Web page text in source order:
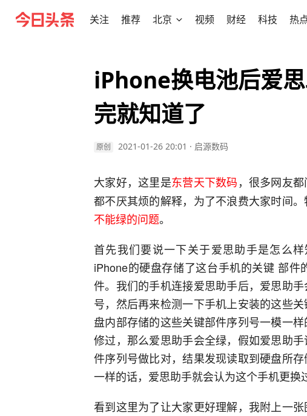
关注 推荐 北京 视频 财经 科技 热
iPhone换电池后爱
完就知道了
原创 2021-01-26 20:01 · 启源数码
大家好，这里是东营天下数码，很多网友
都不厌其烦的解释，为了不浪费大家时间
不能绿的问题。
首先我们要说一下关于爱思助手是怎么
iPhone的硬盘存储了这台手机的关键 部
件。我们的手机连接爱思助手后，爱思助
号，然后再来检测一下手机上安装的这些
盘内部存储的这些关键部件序列号一模一
修过，那么爱思助手会全绿，假如爱思助
件序列号做比对，结果发现读取到硬盘所
一样的话，爱思助手就会认为这个手机更换
看到这里为了让大家更好理解，我附上一